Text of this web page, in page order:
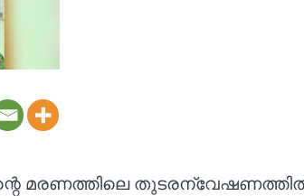
മരണത്തിലെ തുടരന്വേഷണത്തിൽ